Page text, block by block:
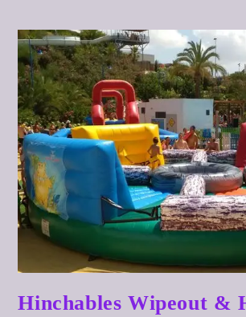
Hinchables Wipeout &